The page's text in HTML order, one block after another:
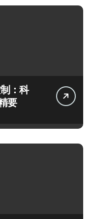
：科
要